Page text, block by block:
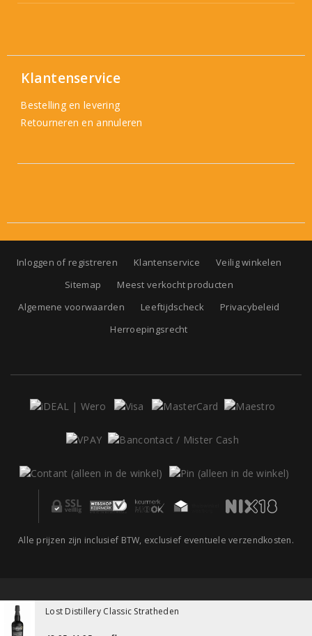
Lost Distillery Classic Stratheden
Klantenservice
Bestelling en levering
Retourneren en annuleren
Inloggen of registreren Klantenservice
Veilig winkelen
Sitemap
Meest verkocht producten
Algemene voorwaarden
Leeftijdscheck
Privacybeleid
Herroepingsrecht
Alle prijzen zijn inclusief BTW, exclusief eventuele verzendkosten.